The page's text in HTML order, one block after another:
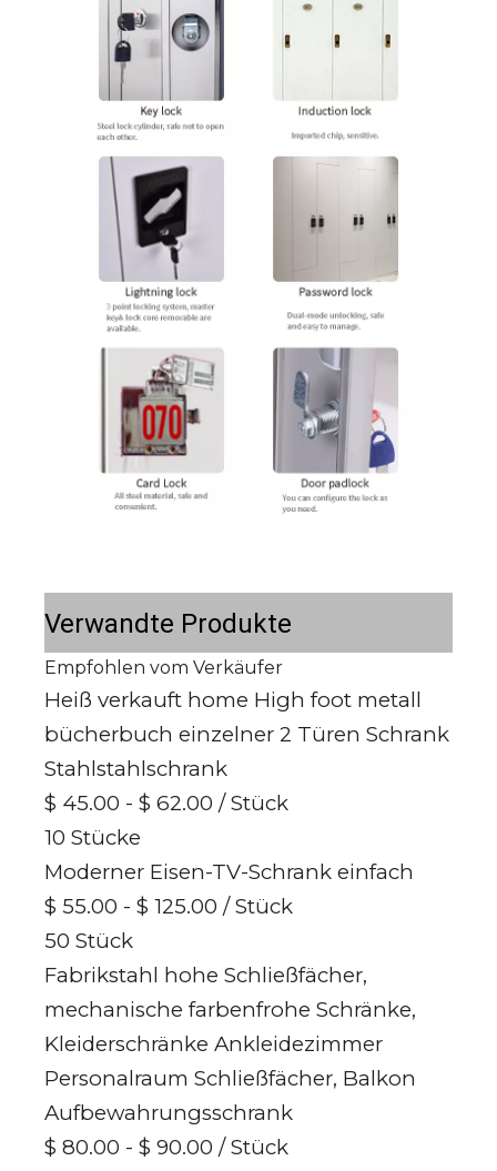
Verwandte Produkte
Empfohlen vom Verkäufer
Heiß verkauft home High foot metall
bücherbuch einzelner 2 Türen Schrank
Stahlstahlschrank
$ 45.00 - $ 62.00 / Stück
10 Stücke
Moderner Eisen-TV-Schrank einfach
$ 55.00 - $ 125.00 / Stück
50 Stück
Fabrikstahl hohe Schließfächer,
mechanische farbenfrohe Schränke,
Kleiderschränke Ankleidezimmer
Personalraum Schließfächer, Balkon
Aufbewahrungsschrank
$ 80.00 - $ 90.00 / Stück